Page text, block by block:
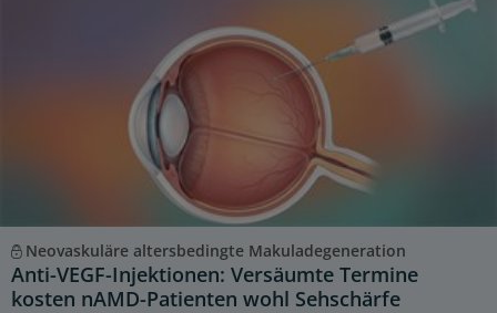
Neovaskuläre altersbedingte Makuladegeneration
Anti-VEGF-Injektionen: Versäumte Termine
kosten nAMD-Patienten wohl Sehschärfe